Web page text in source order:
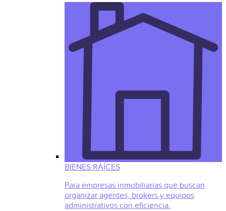
BIENES RAÍCES
Para empresas inmobiliarias que buscan
organizar agentes, brokers y equipos
administrativos con eficiencia.